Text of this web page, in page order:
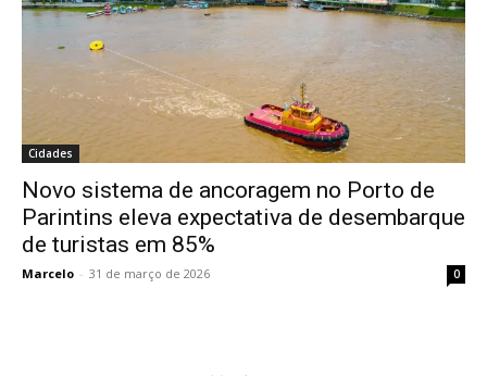
Cidades
Novo sistema de ancoragem no Porto de
Parintins eleva expectativa de desembarque
de turistas em 85%
Marcelo - 31 de março de 2026 0